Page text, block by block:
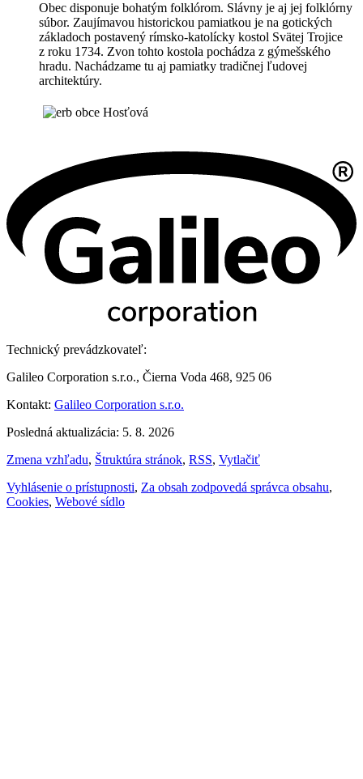
Obec disponuje bohatým folklórom. Slávny je aj jej folklórny
súbor. Zaujímavou historickou pamiatkou je na gotických
základoch postavený rímsko-katolícky kostol Svätej Trojice
z roku 1734. Zvon tohto kostola pochádza z gýmešského
hradu. Nachádzame tu aj pamiatky tradičnej ľudovej
architektúry.
Technický prevádzkovateľ:
Galileo Corporation s.r.o., Čierna Voda 468, 925 06
Kontakt: Galileo Corporation s.r.o.
Posledná aktualizácia: 5. 8. 2026
Zmena vzhľadu, Štruktúra stránok, RSS, Vytlačiť
Vyhlásenie o prístupnosti, Za obsah zodpovedá správca obsahu,
Cookies, Webové sídlo